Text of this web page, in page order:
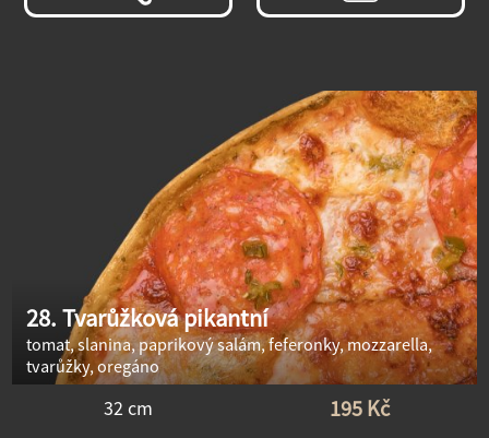
28. Tvarůžková pikantní
tomat, slanina, paprikový salám, feferonky, mozzarella,
tvarůžky, oregáno
32 cm 195 Kč